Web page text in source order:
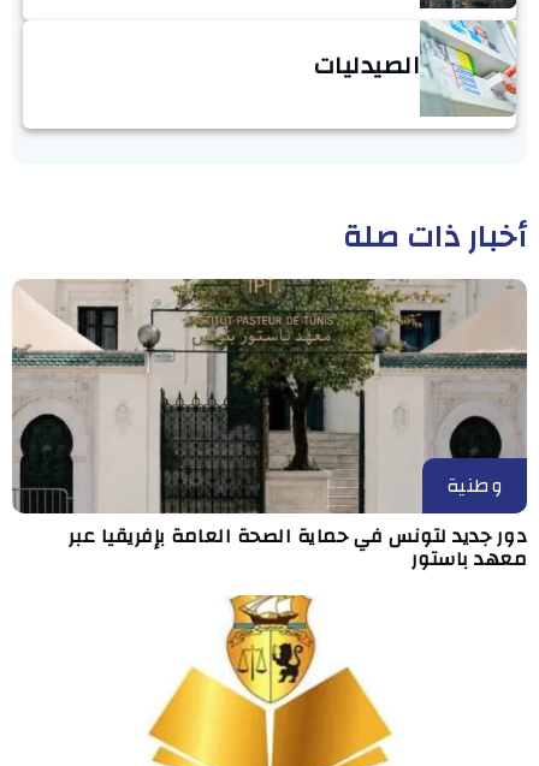
الصيدليات
أخبار ذات صلة
وطنية
دور جديد لتونس في حماية الصحة العامة بإفريقيا عبر
معهد باستور